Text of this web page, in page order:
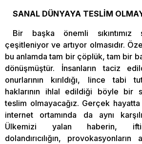
SANAL DÜNYAYA TESLİM
Bir başka önemli sıkıntımız
çeşitleniyor ve artıyor olmasıdır.
bu anlamda tam bir çöplük, tam bir
dönüşmüştür. İnsanların taciz
onurlarının kırıldığı, lince tabi
haklarının ihlal edildiği böyle bir
teslim olmayacağız. Gerçek
internet ortamında da aynı
Ülkemizi yalan haberin,
dolandırıcılığın,